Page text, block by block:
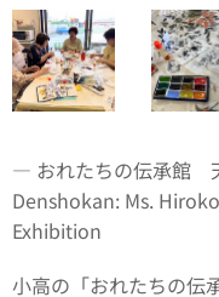
― おれたちの伝承館
Denshokan: Ms.
Exhibition
小高の「おれたちの伝